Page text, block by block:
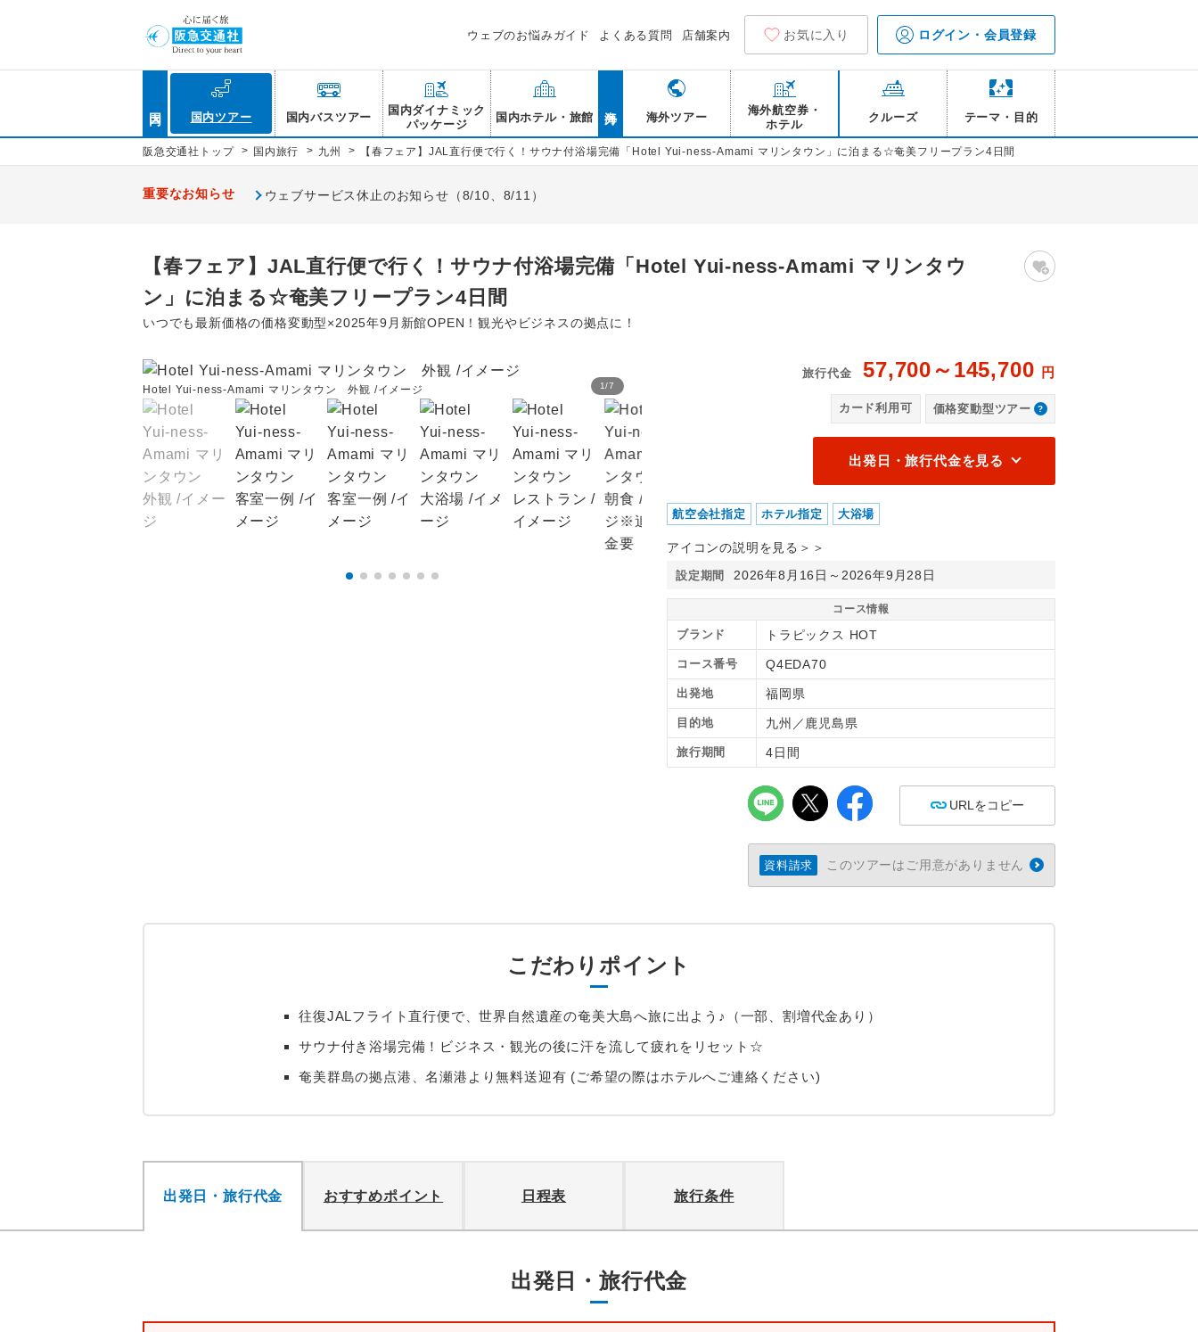
ウェブのお悩みガイド よくある質問 店舗案内 お気に入り ログイン・会員登録
国内ツアー 国内バスツアー
国内ダイナミック
パッケージ
国内ホテル・旅館 海外ツアー
海外航空券・
ホテル
クルーズ テーマ・目的
阪急交通社トップ > 国内旅行 > 九州 > 【春フェア】JAL直行便で行く！サウナ付浴場完備「Hotel Yui-ness-Amami マリンタウン」に泊まる☆奄美フリープラン4日間
重要なお知らせ ウェブサービス休止のお知らせ（8/10、8/11）
【春フェア】JAL直行便で行く！サウナ付浴場完備「Hotel Yui-ness-Amami マリンタウ
ン」に泊まる☆奄美フリープラン4日間
いつでも最新価格の価格変動型×2025年9月新館OPEN！観光やビジネスの拠点に！
1/7
Hotel Yui-ness-Amami マリンタウン 外観 /イメージ
旅行代金 57,700～145,700 円
カード利用可 価格変動型ツアー
出発日・旅行代金を見る
航空会社指定 ホテル指定 大浴場
アイコンの説明を見る＞＞
設定期間 2026年8月16日～2026年9月28日
コース情報
ブランド トラピックス HOT
コース番号 Q4EDA70
出発地 福岡県
目的地 九州／鹿児島県
旅行期間 4日間
URLをコピー
資料請求 このツアーはご用意がありません
こだわりポイント
往復JALフライト直行便で、世界自然遺産の奄美大島へ旅に出よう♪（一部、割増代金あり）
サウナ付き浴場完備！ビジネス・観光の後に汗を流して疲れをリセット☆
奄美群島の拠点港、名瀬港より無料送迎有 (ご希望の際はホテルへご連絡ください)
出発日・旅行代金 おすすめポイント 日程表 旅行条件
出発日・旅行代金